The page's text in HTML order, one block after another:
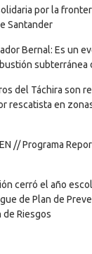
por la
Santander
Bernal: Es un
subterránea
del Táchira son
rescatista en
// Programa
cerró el año
de Plan de
de Riesgos